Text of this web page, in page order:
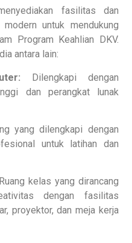
fasilitas dan
untuk mendukung
Program Keahlian DKV.
antara lain:
Dilengkapi dengan
dan perangkat lunak
yang dilengkapi dengan
untuk latihan dan
Ruang kelas yang dirancang
dengan fasilitas
proyektor, dan meja kerja